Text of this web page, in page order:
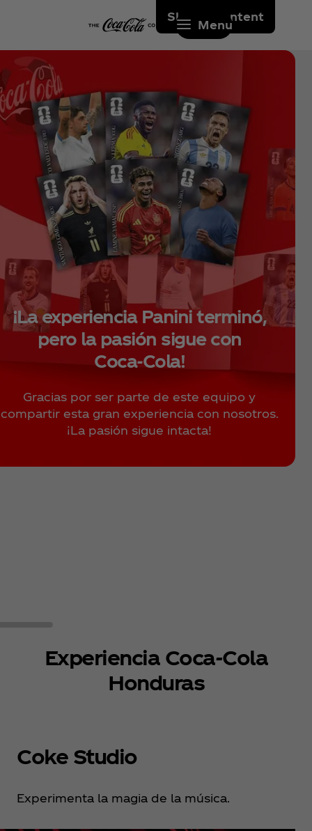
Skip to content
Menu
¡La experiencia Panini terminó,
pero la pasión sigue con
Coca‑Cola!
Gracias por ser parte de este equipo y
compartir esta gran experiencia con nosotros.
¡La pasión sigue intacta!
Experiencia Coca‑Cola
Honduras
Coke Studio
Experimenta la magia de la música.